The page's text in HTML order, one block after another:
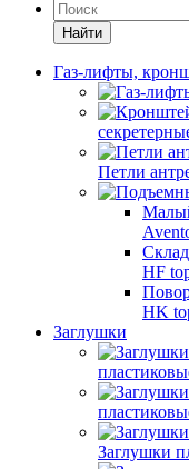
Найти
Газ-лифты,
Петли
HF
HK
Заглушки
Заглушки